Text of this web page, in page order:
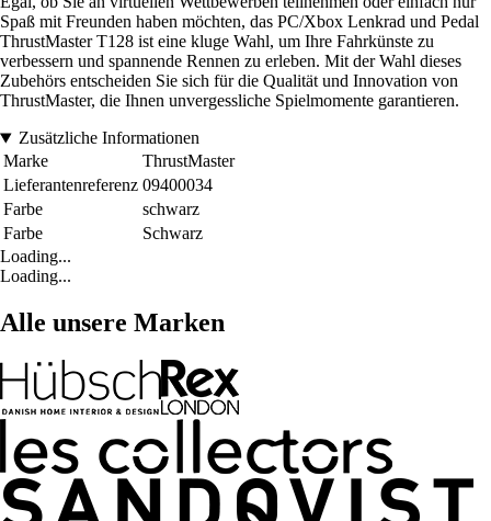
Spaß mit Freunden haben möchten, das PC/Xbox Lenkrad und Pedal
ThrustMaster T128 ist eine kluge Wahl, um Ihre Fahrkünste zu
verbessern und spannende Rennen zu erleben. Mit der Wahl dieses
Zubehörs entscheiden Sie sich für die Qualität und Innovation von
ThrustMaster, die Ihnen unvergessliche Spielmomente garantieren.
Zusätzliche Informationen
Marke
ThrustMaster
Lieferantenreferenz 09400034
Farbe
schwarz
Farbe
Schwarz
Loading...
Loading...
Alle unsere Marken